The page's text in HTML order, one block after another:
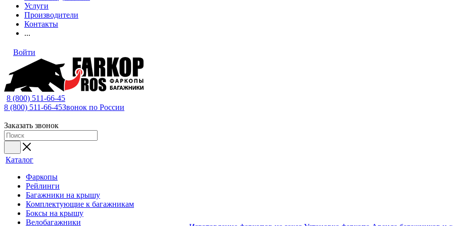
Услуги
Производители
Контакты
...
Войти
8 (800) 511-66-45
8 (800) 511-66-45Звонок по России
Заказать звонок
Каталог
Фаркопы
Рейлинги
Багажники на крышу
Комплектующие к багажникам
Боксы на крышу
Велобагажники